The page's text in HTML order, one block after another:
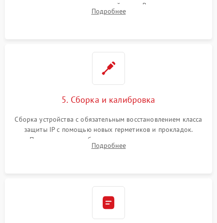
контроллеров на материнской плате. Восстановление
разъемов и кнопок, замена поврежденных элементов
Подробнее
5. Сборка и калибровка
Сборка устройства с обязательным восстановлением класса
защиты IP с помощью новых герметиков и прокладок.
Программная калибровка матрицы по эталонному
абсолютно черному телу для точного измерения температур.
Подробнее